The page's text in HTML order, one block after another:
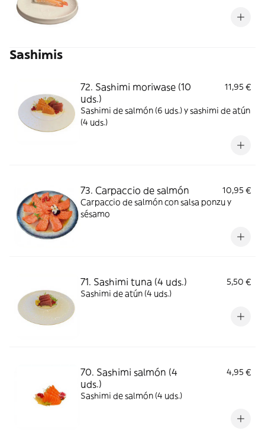
Sashimis
72. Sashimi moriwase (10
uds.)
11,95 €
Sashimi de salmón (6 uds.) y sashimi de atún
(4 uds.)
73. Carpaccio de salmón
10,95 €
Carpaccio de salmón con salsa ponzu y
sésamo
71. Sashimi tuna (4 uds.)
5,50 €
Sashimi de atún (4 uds.)
70. Sashimi salmón (4
uds.)
4,95 €
Sashimi de salmón (4 uds.)